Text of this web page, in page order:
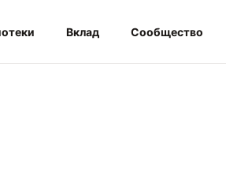
Вклад Сообщество